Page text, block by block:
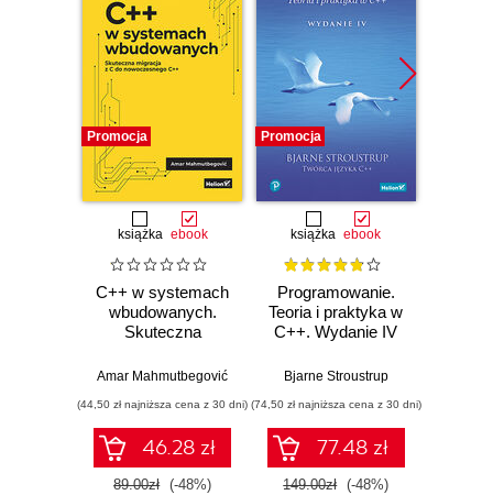
Promocja
książka ebook
C++ w systemach
wbudowanych.
Skuteczna
nowoczesnego
Amar Mahmutbegović
(44,50 zł najniższa cena z 30 dni)
46.28 zł
89.00zł (-48%)
Promocja
książka ebook
Programowanie.
Teoria i praktyka w
C++. Wydanie IV
Bjarne Stroustrup
(74,50 zł najniższa cena z 30 dni)
77.48 zł
149.00zł (-48%)